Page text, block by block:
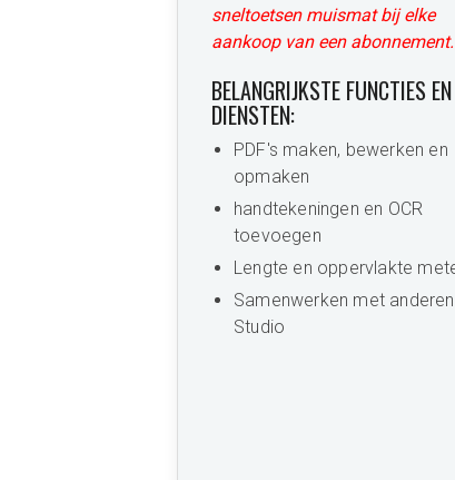
sneltoetsen muismat bij elke
aankoop van een abonnement.
BELANGRIJKSTE FUNCTIES EN
DIENSTEN:
PDF's maken, bewerken en
opmaken
handtekeningen en OCR
toevoegen
Lengte en oppervlakte
Samenwerken met
Studio